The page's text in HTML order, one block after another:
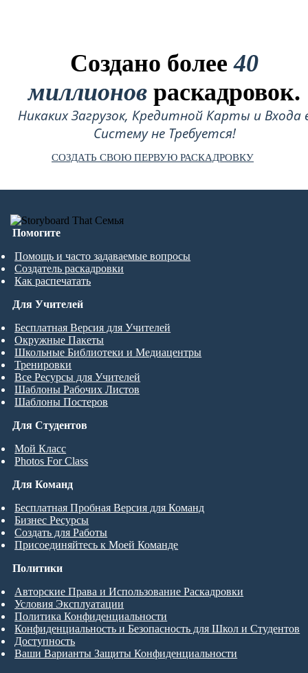
Создано более40
миллионов раскадровок.
Никаких Загрузок, Кредитной Карты и Входа
Систему не Требуется!
СОЗДАТЬ СВОЮ ПЕРВУЮ РАСКАДРОВКУ
Помогите
Помощь и часто задаваемые вопросы
Создатель раскадровки
Как распечатать
Для Студентов
Мой Класс
Photos For Class
Для Учителей
Бесплатная Версия для Учителей
Окружные Пакеты
Школьные Библиотеки и Медиацентры
Тренировки
Все Ресурсы для Учителей
Шаблоны Рабочих Листов
Шаблоны Постеров
Для Команд
Бесплатная Пробная Версия для Команд
Бизнес Ресурсы
Создать для Работы
Присоединяйтесь к Моей Команде
Политики
Авторские Права и Использование Раскадровки
Условия Эксплуатации
Политика Конфиденциальности
Конфиденциальность и Безопасность для Школ и Студентов
Доступность
Ваши Варианты Защиты Конфиденциальности